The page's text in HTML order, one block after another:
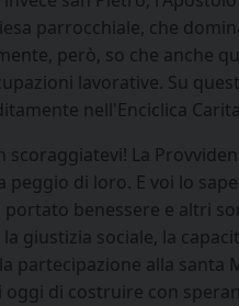
parrocchiale, che
però, so che anche
lavorative. Su
nell'Enciclica
scoraggiatevi! La
peggio di loro. E voi lo
portato benessere e altri
giustizia sociale, la
partecipazione alla santa
oggi di costruire con